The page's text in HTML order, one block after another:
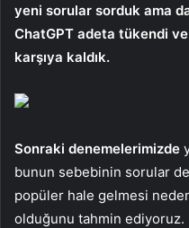
yeni sorular sorduk ama
ChatGPT adeta tükendi ve
karşıya kaldık.
Sonraki denemelerimizde
bunun sebebinin sorular
popüler hale gelmesi
olduğunu tahmin ediyoruz.